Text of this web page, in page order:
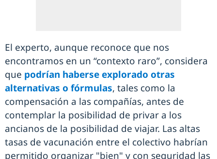
El experto, aunque reconoce que nos
encontramos en un “contexto raro”, considera
que podrían haberse explorado otras
alternativas o fórmulas, tales como la
compensación a las compañías, antes de
contemplar la posibilidad de privar a los
ancianos de la posibilidad de viajar. Las altas
tasas de vacunación entre el colectivo habrían
permitido organizar "bien" y con seguridad las